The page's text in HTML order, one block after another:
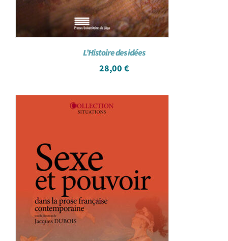
L’Histoire des idées
28,00 €